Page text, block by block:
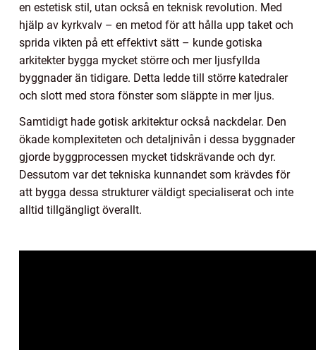
en estetisk stil, utan också en teknisk revolution. Med
hjälp av kyrkvalv – en metod för att hålla upp taket och
sprida vikten på ett effektivt sätt – kunde gotiska
arkitekter bygga mycket större och mer ljusfyllda
byggnader än tidigare. Detta ledde till större katedraler
och slott med stora fönster som släppte in mer ljus.
Samtidigt hade gotisk arkitektur också nackdelar. Den
ökade komplexiteten och detaljnivån i dessa byggnader
gjorde byggprocessen mycket tidskrävande och dyr.
Dessutom var det tekniska kunnandet som krävdes för
att bygga dessa strukturer väldigt specialiserat och inte
alltid tillgängligt överallt.